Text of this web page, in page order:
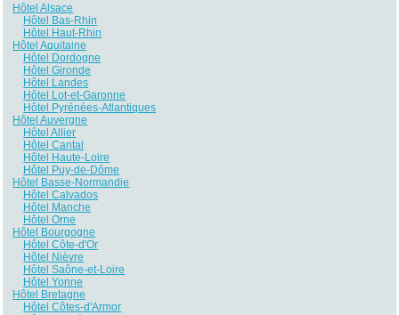
Hôtel Alsace
Hôtel Bas-Rhin
Hôtel Haut-Rhin
Hôtel Aquitaine
Hôtel Dordogne
Hôtel Gironde
Hôtel Landes
Hôtel Lot-et-Garonne
Hôtel Pyrénées-Atlantiques
Hôtel Auvergne
Hôtel Allier
Hôtel Cantal
Hôtel Haute-Loire
Hôtel Puy-de-Dôme
Hôtel Basse-Normandie
Hôtel Calvados
Hôtel Manche
Hôtel Orne
Hôtel Bourgogne
Hôtel Côte-d'Or
Hôtel Nièvre
Hôtel Saône-et-Loire
Hôtel Yonne
Hôtel Bretagne
Hôtel Côtes-d'Armor